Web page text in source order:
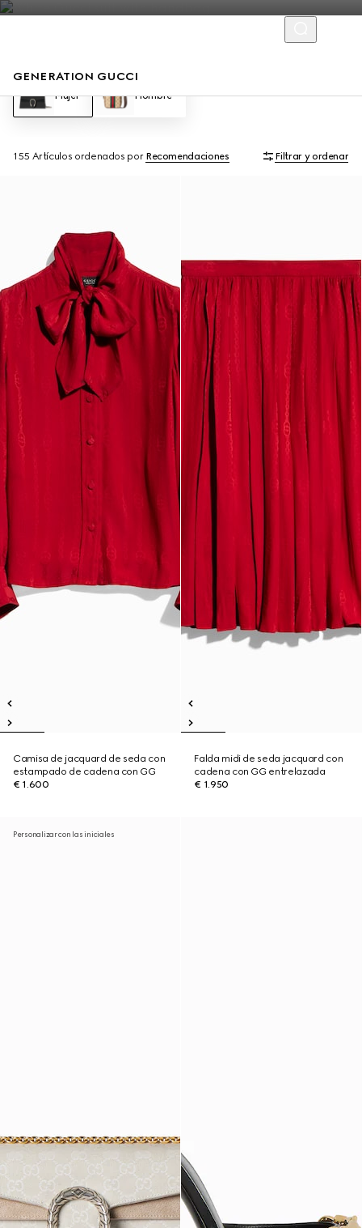
GENERATION GUCCI
Mujer Hombre
155 Artículos ordenados por Recomendaciones Filtrar y ordenar
Camisa de jacquard de seda con
estampado de cadena con GG
€ 1.600
Falda midi de seda jacquard con
cadena con GG entrelazada
€ 1.950
Personalizar con las iniciales